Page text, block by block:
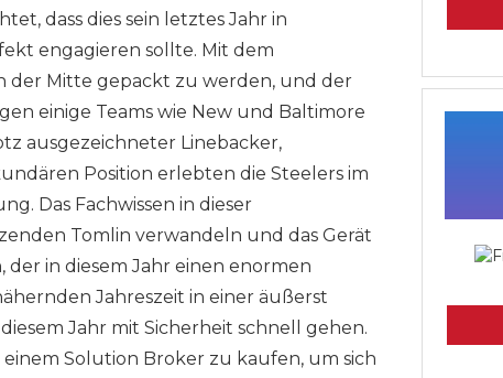
dass dies sein letztes Jahr in
engagieren sollte. Mit dem
der Mitte gepackt zu werden, und der
einige Teams wie New und Baltimore
ausgezeichneter Linebacker,
Position erlebten die Steelers im
Das Fachwissen in dieser
Tomlin verwandeln und das Gerät
der in diesem Jahr einen enormen
Jahreszeit in einer äußerst
Jahr mit Sicherheit schnell gehen.
Solution Broker zu kaufen, um sich